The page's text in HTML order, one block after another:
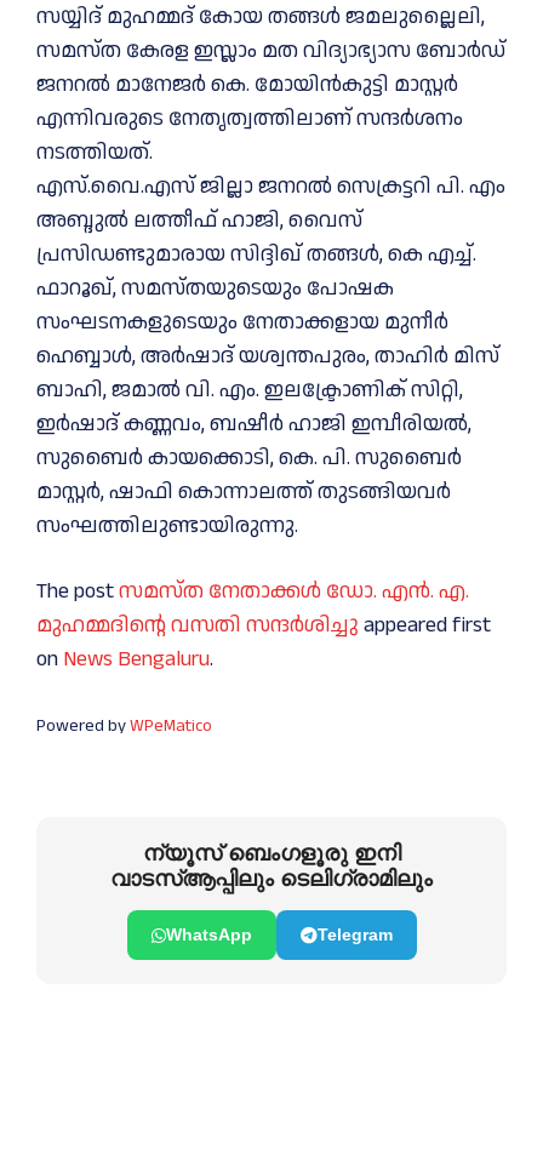
സയ്യിദ് മുഹമ്മദ് കോയ തങ്ങള്‍ ജമലുല്ലൈലി,
സമസ്ത കേരള ഇസ്ലാം മത വിദ്യാഭ്യാസ ബോര്‍ഡ്
ജനറല്‍ മാനേജര്‍ കെ. മോയിന്‍കുട്ടി മാസ്റ്റര്‍
എന്നിവരുടെ നേതൃത്വത്തിലാണ് സന്ദര്‍ശനം
നടത്തിയത്.
എസ്.വൈ.എസ് ജില്ലാ ജനറല്‍ സെക്രട്ടറി പി. എം
അബ്ദുല്‍ ലത്തീഫ് ഹാജി, വൈസ്
പ്രസിഡണ്ടുമാരായ സിദ്ദിഖ് തങ്ങള്‍, കെ എച്ച്.
ഫാറൂഖ്, സമസ്തയുടെയും പോഷക
സംഘടനകളുടെയും നേതാക്കളായ മുനീര്‍
ഹെബ്ബാള്‍, അര്‍ഷാദ് യശ്വന്തപുരം, താഹിര്‍ മിസ്
ബാഹി, ജമാല്‍ വി. എം. ഇലക്ട്രോണിക് സിറ്റി,
ഇര്‍ഷാദ് കണ്ണവം, ബഷീര്‍ ഹാജി ഇമ്പീരിയല്‍,
സുബൈര്‍ കായക്കൊടി, കെ. പി. സുബൈര്‍
മാസ്റ്റര്‍, ഷാഫി കൊന്നാലത്ത് തുടങ്ങിയവര്‍
സംഘത്തിലുണ്ടായിരുന്നു.
The postസമസ്ത നേതാക്കള്‍ ഡോ. എന്‍. എ.
മുഹമ്മദിന്റെ വസതി സന്ദര്‍ശിച്ചു appeared first
on News Bengaluru.
Powered byWPeMatico
ന്യൂസ് ബെംഗളൂരു ഇനി
വാടസ്ആപ്പിലും ടെലിഗ്രാമിലും
WhatsApp Telegram